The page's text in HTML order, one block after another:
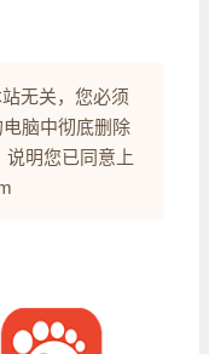
无关，您必须
脑中彻底删除
说明您已同意上